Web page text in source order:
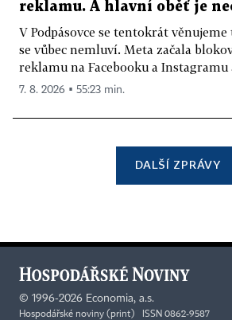
reklamu. A hlavní oběť je
V Podpásovce se tentokrát
se vůbec nemluví. Meta začala
reklamu na Facebooku a Instagramu
7. 8. 2026 ▪ 55:23 min.
DALŠÍ ZPRÁVY
© 1996-2026 Economia, a.s.
Hospodářské noviny (print) ISSN 0862-9587